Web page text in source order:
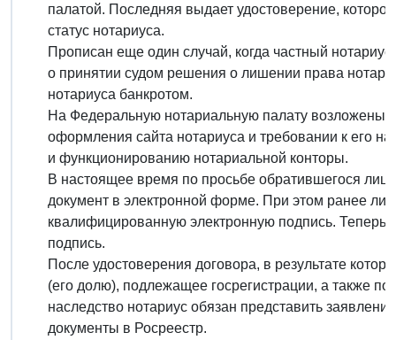
палатой. Последняя выдает удостоверение,
статус нотариуса.
Прописан еще один случай, когда частный
о принятии судом решения о лишении права
нотариуса банкротом.
На Федеральную нотариальную палату возложены
оформления сайта нотариуса и требовании к его
и функционированию нотариальной конторы.
В настоящее время по просьбе обратившегося
документ в электронной форме. При этом ранее
квалифицированную электронную подпись. Теперь
подпись.
После удостоверения договора, в результате
(его долю), подлежащее госрегистрации, а также
наследство нотариус обязан представить
документы в Росреестр.